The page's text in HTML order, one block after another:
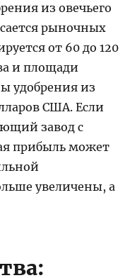
из овечьего
рыночных
от 60 до 120
и площади
удобрения из
США. Если
завод с
прибыль может
увеличены, а